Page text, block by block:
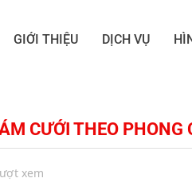
GIỚI THIỆU DỊCH VỤ
CƯỚI THEO PHONG
xem